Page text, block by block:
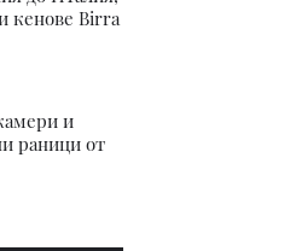
кенове Birra
и
раници от